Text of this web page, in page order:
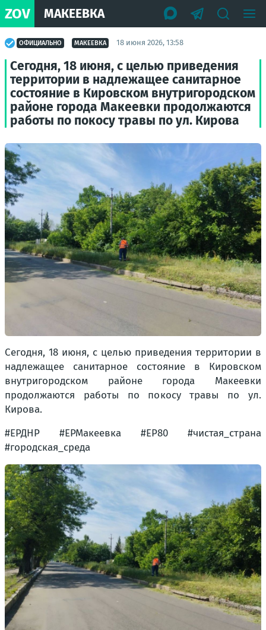
ZOV МАКЕЕВКА
ОФИЦИАЛЬНО МАКЕЕВКА 18 июня 2026, 13:58
Сегодня, 18 июня, с целью приведения
территории в надлежащее санитарное
состояние в Кировском внутригородском
районе города Макеевки продолжаются
работы по покосу травы по ул. Кирова
Сегодня, 18 июня, с целью приведения территории в
надлежащее санитарное состояние в Кировском
внутригородском районе города Макеевки
продолжаются работы по покосу травы по ул.
Кирова.
#ЕРДНР #ЕРМакеевка #ЕР80 #чистая_страна
#городская_среда